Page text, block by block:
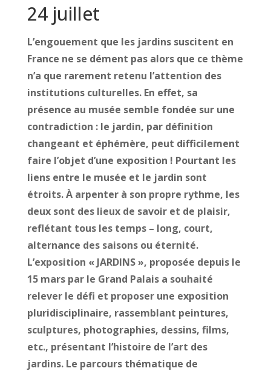
24 juillet
L’engouement que les jardins suscitent en
France ne se dément pas alors que ce thème
n’a que rarement retenu l’attention des
institutions culturelles. En effet, sa
présence au musée semble fondée sur une
contradiction : le jardin, par définition
changeant et éphémère, peut difficilement
faire l’objet d’une exposition ! Pourtant les
liens entre le musée et le jardin sont
étroits. À arpenter à son propre rythme, les
deux sont des lieux de savoir et de plaisir,
reflétant tous les temps – long, court,
alternance des saisons ou éternité.
L’exposition « JARDINS », proposée depuis le
15 mars par le Grand Palais a souhaité
relever le défi et proposer une exposition
pluridisciplinaire, rassemblant peintures,
sculptures, photographies, dessins, films,
etc., présentant l’histoire de l’art des
jardins. Le parcours thématique de